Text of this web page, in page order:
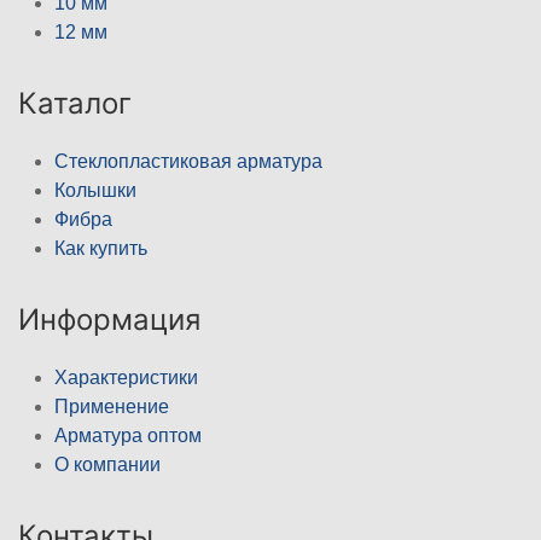
12 мм
Каталог
Стеклопластиковая арматура
Колышки
Фибра
Как купить
Информация
Характеристики
Применение
Арматура оптом
О компании